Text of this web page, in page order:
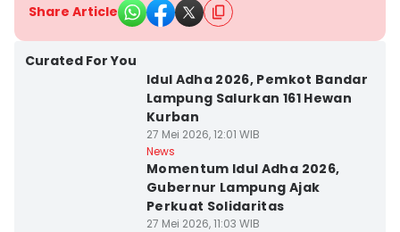
Share Article
Curated For You
Idul Adha 2026, Pemkot Bandar
Lampung Salurkan 161 Hewan
Kurban
27 Mei 2026, 12:01 WIB
News
Momentum Idul Adha 2026,
Gubernur Lampung Ajak
Perkuat Solidaritas
27 Mei 2026, 11:03 WIB